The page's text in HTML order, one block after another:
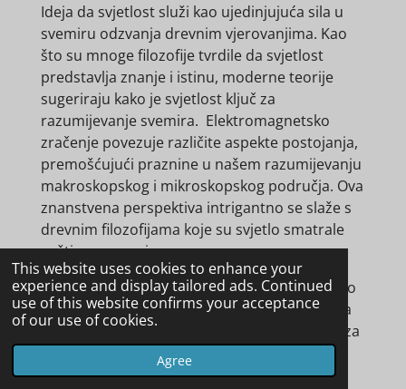
This website uses cookies to enhance your
experience and display tailored ads. Continued
use of this website confirms your acceptance
of our use of cookies.
Agree
Ideja da svjetlost služi kao ujedinjujuća sila u
svemiru odzvanja drevnim vjerovanjima. Kao
što su mnoge filozofije tvrdile da svjetlost
predstavlja znanje i istinu, moderne teorije
sugeriraju kako je svjetlost ključ za
razumijevanje svemira. Elektromagnetsko
zračenje povezuje različite aspekte postojanja,
premošćujući praznine u našem razumijevanju
makroskopskog i mikroskopskog područja. Ova
znanstvena perspektiva intrigantno se slaže s
drevnim filozofijama koje su svjetlo smatrale
suštinom svemira.
Sada kada smo pogledali fiziku i drevne misli o
svjetlu, stvarnosti i vjerojatnoj povezanosti sa
svjesnim mišljenjem, da vidimo što jezik ima za